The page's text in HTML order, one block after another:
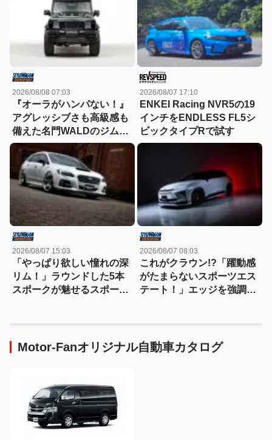
2026/08/08 07:03
『オーラがハンパない！』
アグレッシブさも高級感も
備えた名門WALDのジムニ
ーノマド用ボディキット
2026/08/07 17:10
ENKEI Racing NVR5の19
インチをENDLESS FL5シ
ビックタイプRで試す
2026/08/07 15:03
「やっぱり欲しい憧れの深
リム！」ラウンドした5本
スポークが魅せるスポーツ
2026/08/07 08:03
これがクラウン!?「躍動感
がたまらないスポーツエス
テート！」エッジを強調し
Motor-Fanオリジナル自動車カタログ